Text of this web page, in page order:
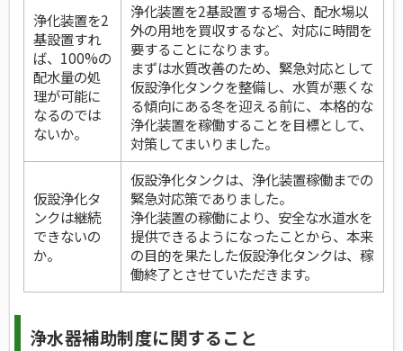
浄化装置を2
基設置すれ
ば、100%の
配水量の処
理が可能に
なるのでは
ないか。
浄化装置を2基設置する場合、配水場以
外の用地を買収するなど、対応に時間を
要することになります。
まずは水質改善のため、緊急対応として
仮設浄化タンクを整備し、水質が悪くな
る傾向にある冬を迎える前に、本格的な
浄化装置を稼働することを目標として、
対策してまいりました。
仮設浄化タ
ンクは継続
できないの
か。
仮設浄化タンクは、浄化装置稼働までの
緊急対応策でありました。
浄化装置の稼働により、安全な水道水を
提供できるようになったことから、本来
の目的を果たした仮設浄化タンクは、稼
働終了とさせていただきます。
浄水器補助制度に関すること